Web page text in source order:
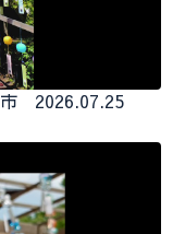
市 2026.07.25